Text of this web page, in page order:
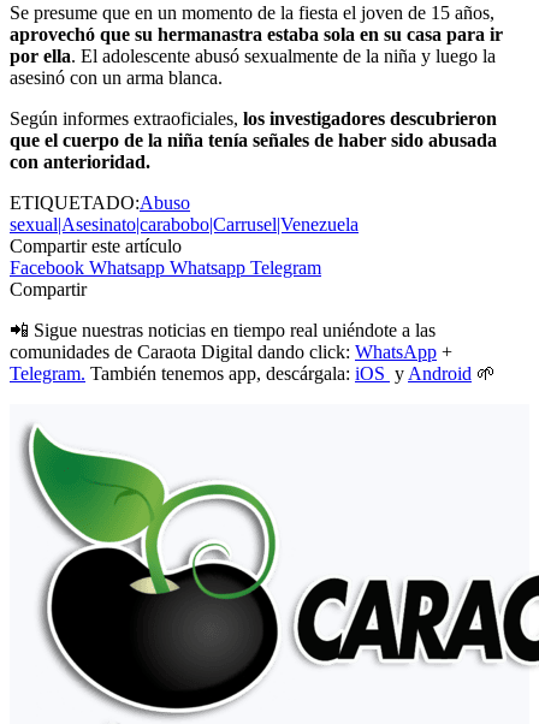
Se presume que en un momento de la fiesta el joven de 15 años,
aprovechó que su hermanastra estaba sola en su casa para ir
por ella. El adolescente abusó sexualmente de la niña y luego la
asesinó con un arma blanca.
Según informes extraoficiales, los investigadores descubrieron
que el cuerpo de la niña tenía señales de haber sido abusada
con anterioridad.
ETIQUETADO:Abuso
sexual|Asesinato|carabobo|Carrusel|Venezuela
Compartir este artículo
Facebook Whatsapp Whatsapp Telegram
Compartir
📲 Sigue nuestras noticias en tiempo real uniéndote a las
comunidades de Caraota Digital dando click: WhatsApp +
Telegram. También tenemos app, descárgala: iOS y Android 🌱